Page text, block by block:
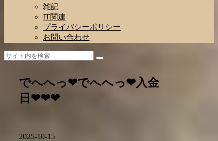
雑記
IT関連
プライバシーポリシー
お問い合わせ
でへへっ❤でへへっ❤入金
日❤❤❤
2025-10-15